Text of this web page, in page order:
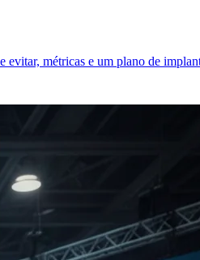
métricas e um plano de